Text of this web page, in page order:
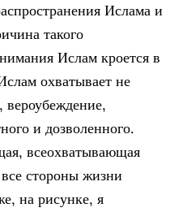
Ислама и
такого
Ислам кроется в
охватывает не
вероубеждение,
и дозволенного.
всеохватывающая
стороны жизни
на рисунке, я